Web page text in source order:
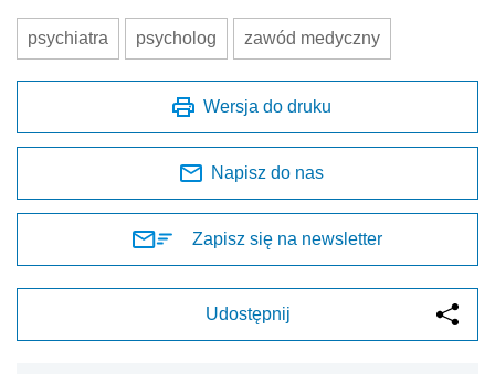
psychiatra psycholog zawód medyczny
Wersja do druku
Napisz do nas
Zapisz się na newsletter
Udostępnij